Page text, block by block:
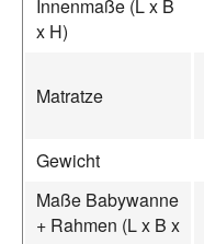
Innenmaße (L x B
x H)
Matratze
Gewicht
Maße Babywanne
+ Rahmen (L x B x